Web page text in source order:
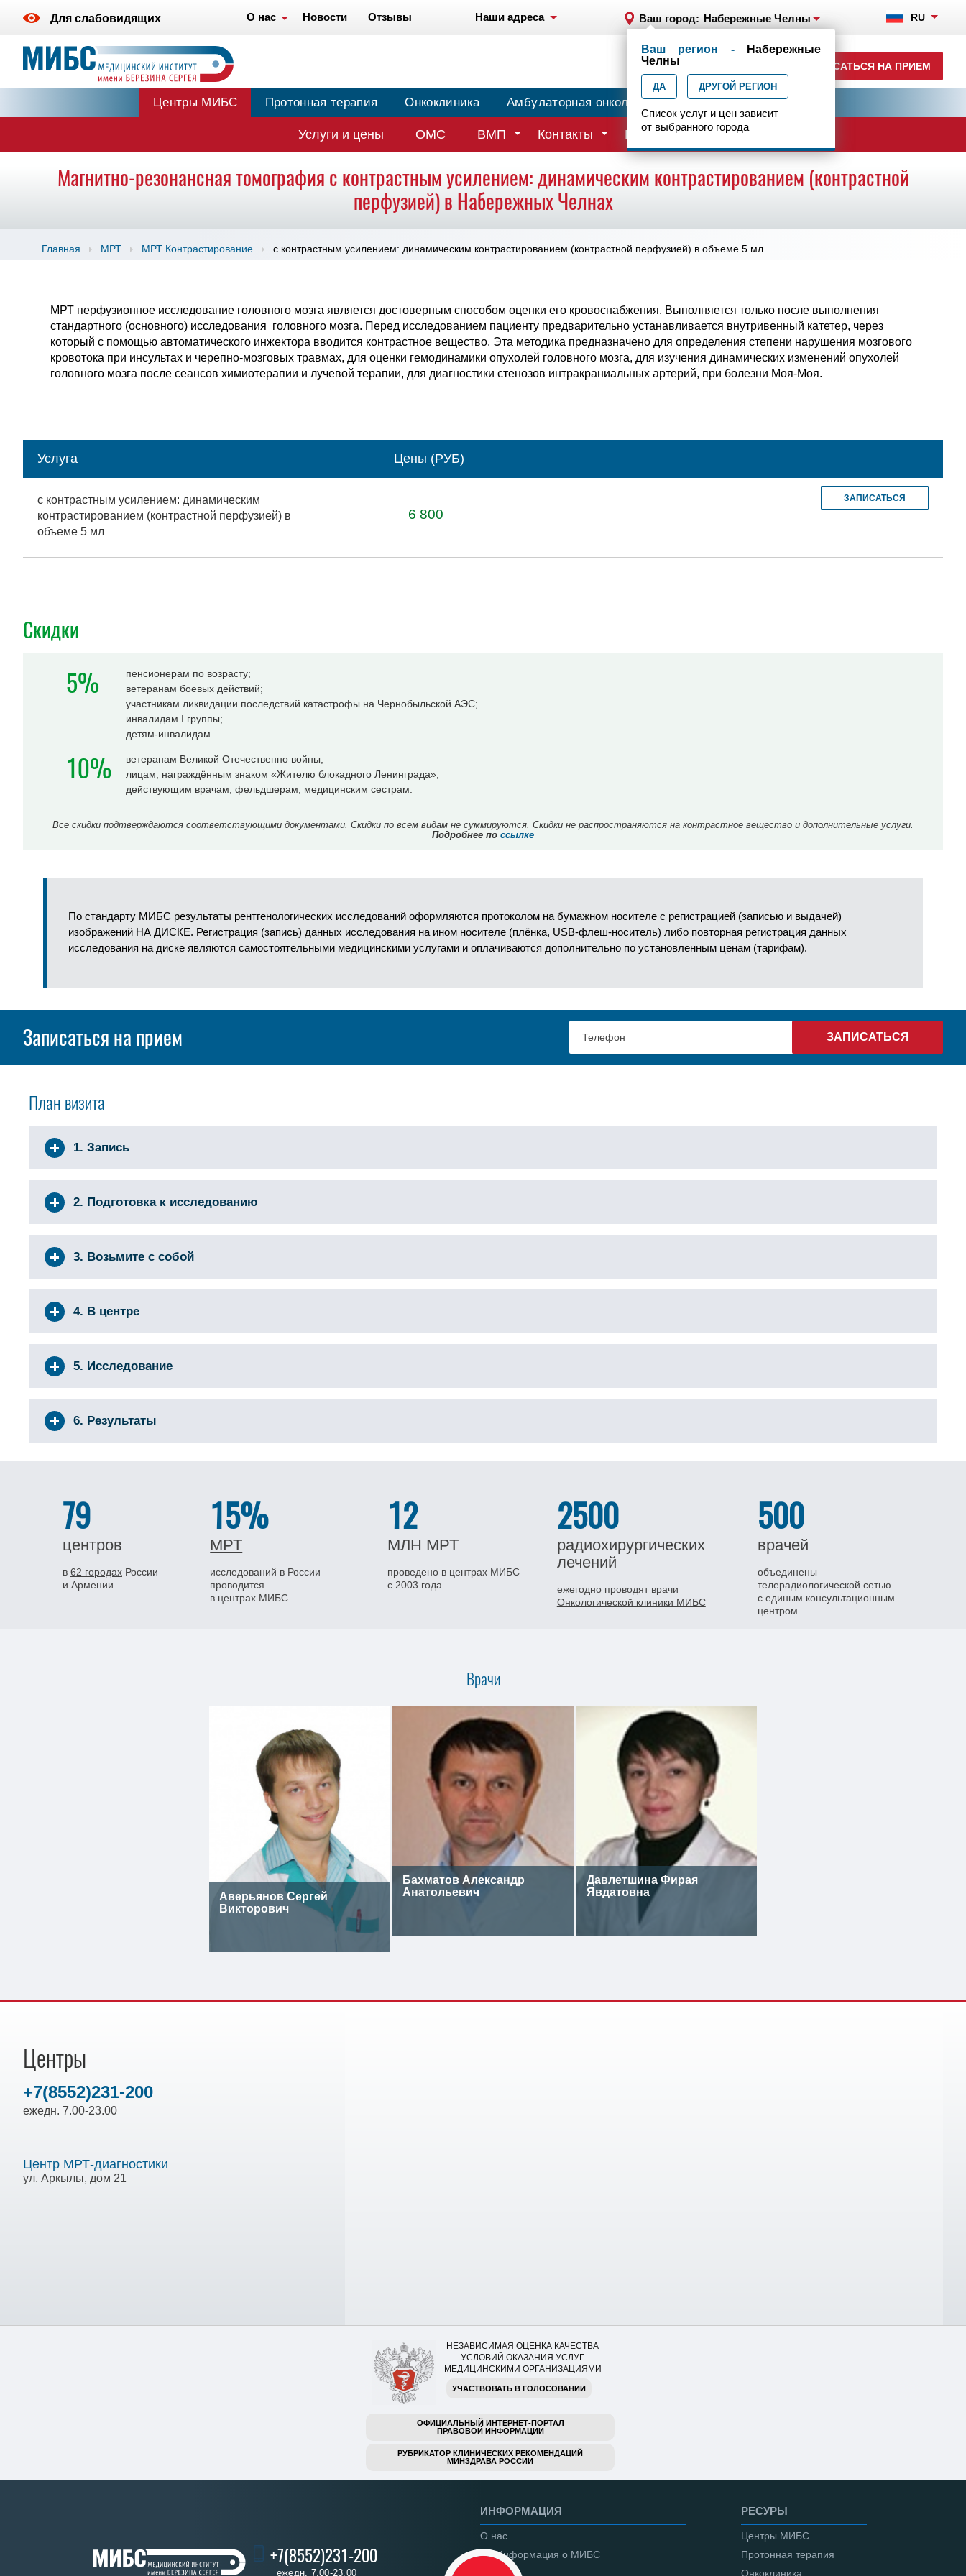
Для слабовидящих О нас Новости Отзывы Наши адреса Ваш город: Набережные Челны RU
+7(8552)231-200
ежедн. 7.00-23.00
ЗАПИСАТЬСЯ НА ПРИЕМ
Ваш регион -
Набережные
Челны
ДА ДРУГОЙ РЕГИОН
Список услуг и цен зависит
от выбранного города
Центры МИБС Протонная терапия Онкоклиника Амбулаторная онкология Центр эпилептологии
Услуги и цены ОМС ВМП Контакты Врачи
Магнитно-резонансная томография с контрастным усилением: динамическим контрастированием (контрастной
перфузией) в Набережных Челнах
Главная МРТ МРТ Контрастирование с контрастным усилением: динамическим контрастированием (контрастной перфузией) в объеме 5 мл
МРТ перфузионное исследование головного мозга является достоверным способом оценки его кровоснабжения. Выполняется только после выполнения
стандартного (основного) исследования головного мозга. Перед исследованием пациенту предварительно устанавливается внутривенный катетер, через
который с помощью автоматического инжектора вводится контрастное вещество. Эта методика предназначено для определения степени нарушения мозгового
кровотока при инсультах и черепно-мозговых травмах, для оценки гемодинамики опухолей головного мозга, для изучения динамических изменений опухолей
головного мозга после сеансов химиотерапии и лучевой терапии, для диагностики стенозов интракраниальных артерий, при болезни Моя-Моя.
Услуга Цены (РУБ)
с контрастным усилением: динамическим
контрастированием (контрастной перфузией) в
объеме 5 мл
6 800
ЗАПИСАТЬСЯ
Скидки
5%
пенсионерам по возрасту;
ветеранам боевых действий;
участникам ликвидации последствий катастрофы на Чернобыльской АЭС;
инвалидам I группы;
детям-инвалидам.
10%
ветеранам Великой Отечественно войны;
лицам, награждённым знаком «Жителю блокадного Ленинграда»;
действующим врачам, фельдшерам, медицинским сестрам.
Все скидки подтверждаются соответствующими документами. Скидки по всем видам не суммируются. Скидки не распространяются на контрастное вещество и дополнительные услуги.
Подробнее по ссылке
По стандарту МИБС результаты рентгенологических исследований оформляются протоколом на бумажном носителе с регистрацией (записью и выдачей)
изображений НА ДИСКЕ. Регистрация (запись) данных исследования на ином носителе (плёнка, USB-флеш-носитель) либо повторная регистрация данных
исследования на диске являются самостоятельными медицинскими услугами и оплачиваются дополнительно по установленным ценам (тарифам).
Записаться на прием
План визита
1. Запись
2. Подготовка к исследованию
3. Возьмите с собой
4. В центре
5. Исследование
6. Результаты
79
центров
в 62 городах России
и Армении
15%
МРТ
исследований в России
проводится
в центрах МИБС
12
МЛН МРТ
проведено в центрах МИБС
с 2003 года
2500
радиохирургических
лечений
ежегодно проводят врачи
Онкологической клиники МИБС
500
врачей
объединены
телерадиологической сетью
с единым консультационным
центром
Врачи
Аверьянов Сергей
Викторович
Бахматов Александр
Анатольевич
Давлетшина Фирая
Явдатовна
Центры
+7(8552)231-200
ежедн. 7.00-23.00
Центр МРТ-диагностики
ул. Аркылы, дом 21
НЕЗАВИСИМАЯ ОЦЕНКА КАЧЕСТВА
УСЛОВИЙ ОКАЗАНИЯ УСЛУГ
МЕДИЦИНСКИМИ ОРГАНИЗАЦИЯМИ
УЧАСТВОВАТЬ В ГОЛОСОВАНИИ
ОФИЦИАЛЬНЫЙ ИНТЕРНЕТ-ПОРТАЛ
ПРАВОВОЙ ИНФОРМАЦИИ
РУБРИКАТОР КЛИНИЧЕСКИХ РЕКОМЕНДАЦИЙ
МИНЗДРАВА РОССИИ
+7(8552)231-200
ежедн. 7.00-23.00
ИНФОРМАЦИЯ
О нас
Информация о МИБС
РЕСУРЫ
Центры МИБС
Протонная терапия
Онкоклиника